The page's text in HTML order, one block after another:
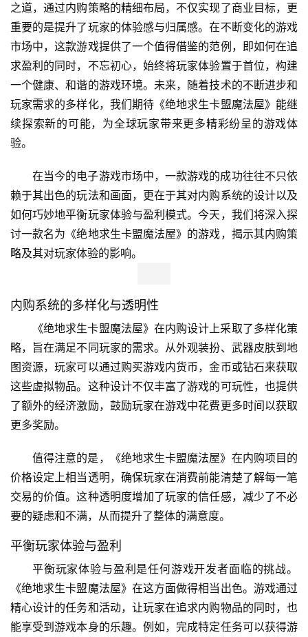
之道，通过内购策略的精细布局，不仅实现了商业目标，更
重要的是提升了玩家的体验感与归属感。在不断变化的游戏
市场中，这款游戏提供了一个值得借鉴的范例，即如何在追
求盈利的同时，不忘初心，始终将玩家体验置于首位，构建
一个健康、和谐的游戏环境。未来，随着技术的不断进步和
玩家需求的多样化，我们期待《绝地求生卡盟魔法屋》能继
续探索新的可能，为全球玩家带来更多精彩纷呈的游戏体
验。
在当今的电子游戏市场中，一款游戏的成功往往不只依
赖于其出色的玩法和画面，更在于其对内购系统的设计以及
如何巧妙地平衡玩家体验与盈利模式。今天，我们将深入探
讨一款名为《绝地求生卡盟魔法屋》的游戏，揭示其内购策
略及其对玩家体验的影响。
内购系统的多样化与透明性
《绝地求生卡盟魔法屋》在内购设计上采取了多样化策
略，旨在满足不同玩家的需求。从外观装扮、武器皮肤到地
图资源，玩家可以通过购买游戏内货币，金币或钻石来获取
这些虚拟物品。这种设计不仅丰富了游戏的可玩性，也提供
了额外的经济激励，鼓励玩家在游戏中花费更多时间以获取
更多奖励。
值得注意的是，《绝地求生卡盟魔法屋》在内购项目的
价格设定上相当透明，确保玩家在消费前能清楚了解每一笔
交易的价值。这种透明度增加了玩家的信任感，减少了不必
要的疑虑和不满，从而提升了整体的满意度。
平衡玩家体验与盈利
平衡玩家体验与盈利是任何游戏开发者面临的挑战。
《绝地求生卡盟魔法屋》在这方面做得相当出色。游戏通过
精心设计的任务和活动，让玩家在追求内购物品的同时，也
能享受到游戏本身的乐趣。例如，完成特定任务可以获得游